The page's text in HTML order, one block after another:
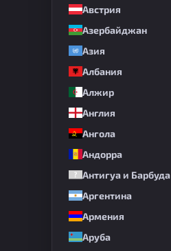
Австрия
Азербайджан
Азия
Албания
Алжир
Англия
Ангола
Андорра
Антигуа и Барбуда
Аргентина
Армения
Аруба